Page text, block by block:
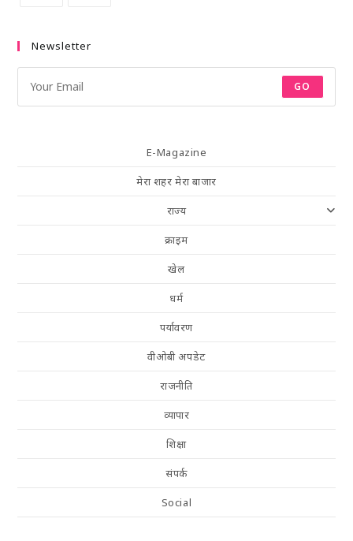
Newsletter
GO
E-Magazine
मेरा शहर मेरा बाजार
राज्य
क्राइम
खेल
धर्म
पर्यावरण
वीओबी अपडेट
राजनीति
व्यापार
शिक्षा
संपर्क
Social